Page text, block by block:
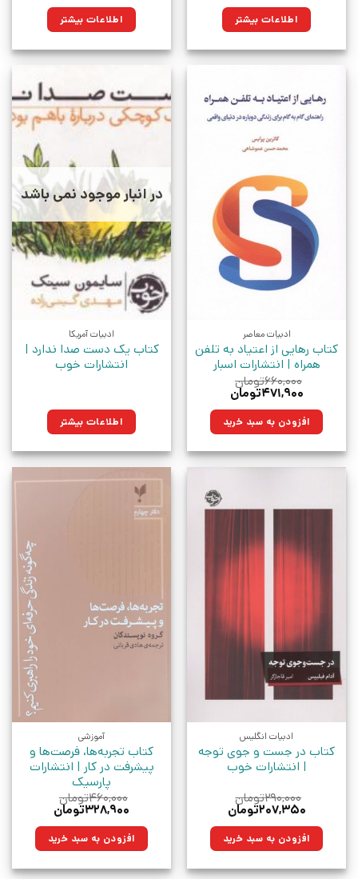
اطلاعات بیشتر اطلاعات بیشتر
ادبیات معاصر
کتاب رهایی از اعتیاد به تلفن
همراه | انتشارات اسبار
۶۶۰,۰۰۰تومان
قیمت
۶۶۰,۰۰۰تومان
بود.
۴۷۱,۹۰۰تومان
۴۷۱,۹۰۰تومان.افزودن به سبد خرید
در انبار موجود نمی باشد
ادبیات آمریکا
کتاب یک دست صدا ندارد |
انتشارات خوب
اطلاعات بیشتر
ادبیات انگلیس
کتاب در جست و جوی توجه
| انتشارات خوب
۲۹۰,۰۰۰تومان
قیمت
۲۹۰,۰۰۰تومان
بود.
۲۰۷,۳۵۰تومان
۲۰۷,۳۵۰تومان.افزودن به سبد خرید
آموزشی
کتاب تجربه‌ها، فرصت‌ها و
پیشرفت در کار | انتشارات
پارسیک
۴۶۰,۰۰۰تومان
قیمت
۴۶۰,۰۰۰تومان
بود.
۳۲۸,۹۰۰تومان
۳۲۸,۹۰۰تومان.افزودن به سبد خرید